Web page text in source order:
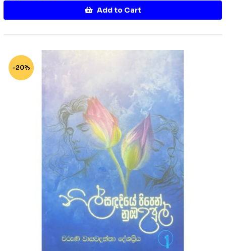
Add to Cart
-20%